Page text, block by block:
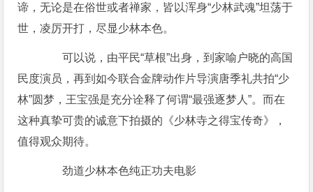
谛，无论是在俗世或者禅家，皆以浑身“少林武魂”坦荡于
世，凌厉开打，尽显少林本色。
可以说，由平民“草根”出身，到家喻户晓的高国
民度演员，再到如今联合金牌动作片导演唐季礼共拍“少
林”圆梦，王宝强是充分诠释了何谓“最强逐梦人”。而在
这种真挚可贵的诚意下拍摄的《少林寺之得宝传奇》，
值得观众期待。
劲道少林本色纯正功夫电影